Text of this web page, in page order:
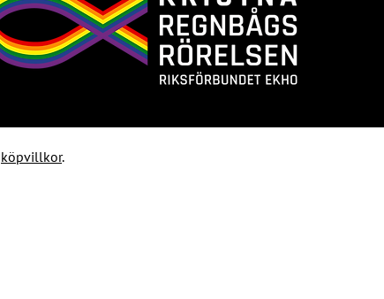
köpvillkor.